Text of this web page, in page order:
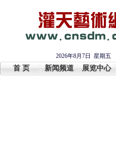
2026年8月7日 星期五
首 页 新闻频道 展览中心